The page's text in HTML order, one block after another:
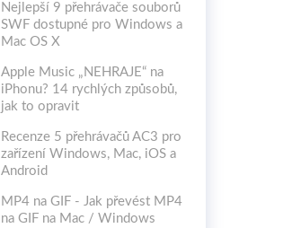
Nejlepší 9 přehrávače souborů
SWF dostupné pro Windows a
Mac OS X
Apple Music „NEHRAJE“ na
iPhonu? 14 rychlých způsobů,
jak to opravit
Recenze 5 přehrávačů AC3 pro
zařízení Windows, Mac, iOS a
Android
MP4 na GIF - Jak převést MP4
na GIF na Mac / Windows